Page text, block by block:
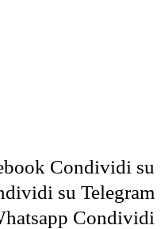
Condividi su
su Telegram
Condividi